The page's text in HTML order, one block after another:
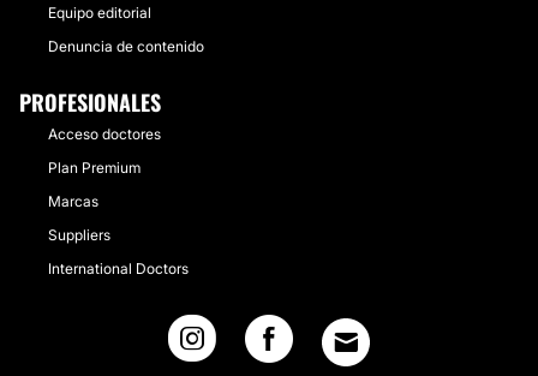
Equipo editorial
Denuncia de contenido
PROFESIONALES
Acceso doctores
Plan Premium
Marcas
Suppliers
International Doctors